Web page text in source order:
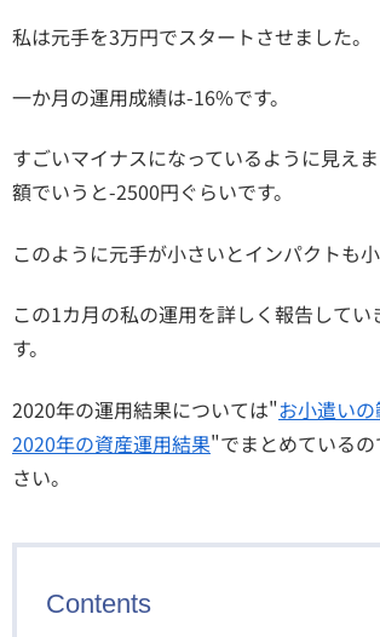
私は元手を3万円でスタートさせました。
一か月の運用成績は-16%です。
すごいマイナスになっているように見え
額でいうと-2500円ぐらいです。
このように元手が小さいとインパクトも小
この1カ月の私の運用を詳しく報告してい
す。
2020年の運用結果については"お小遣い
2020年の資産運用結果"でまとめている
さい。
Contents